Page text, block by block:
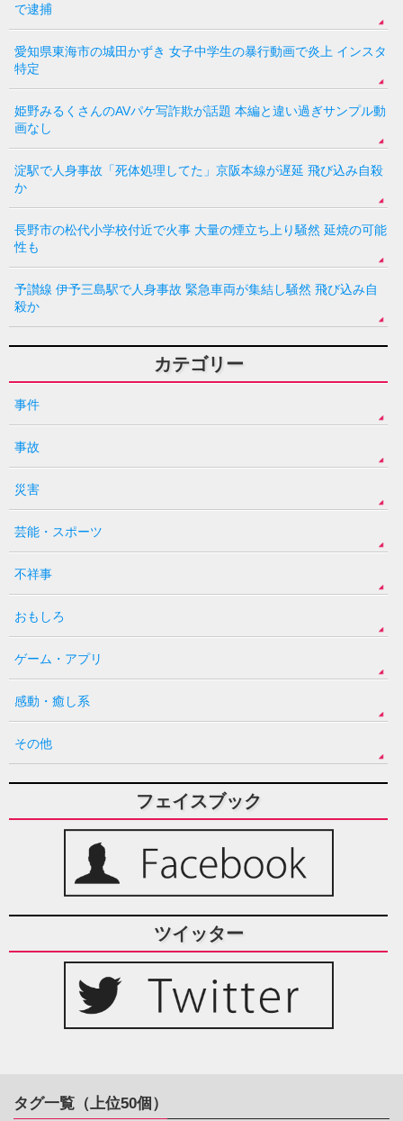
で逮捕
愛知県東海市の城田かずき 女子中学生の暴行動画で炎上 インスタ
特定
姫野みるくさんのAVパケ写詐欺が話題 本編と違い過ぎサンプル動
画なし
淀駅で人身事故「死体処理してた」京阪本線が遅延 飛び込み自殺
か
長野市の松代小学校付近で火事 大量の煙立ち上り騒然 延焼の可能
性も
予讃線 伊予三島駅で人身事故 緊急車両が集結し騒然 飛び込み自
殺か
カテゴリー
事件
事故
災害
芸能・スポーツ
不祥事
おもしろ
ゲーム・アプリ
感動・癒し系
その他
フェイスブック
ツイッター
タグ一覧（上位50個）